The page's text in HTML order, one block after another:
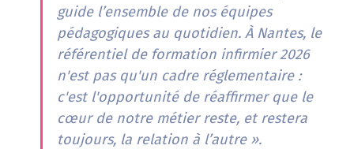
guide l’ensemble de nos équipes
pédagogiques au quotidien. À Nantes, le
référentiel de formation infirmier 2026
n'est pas qu'un cadre réglementaire :
c'est l'opportunité de réaffirmer que le
cœur de notre métier reste, et restera
toujours, la relation à l’autre ».